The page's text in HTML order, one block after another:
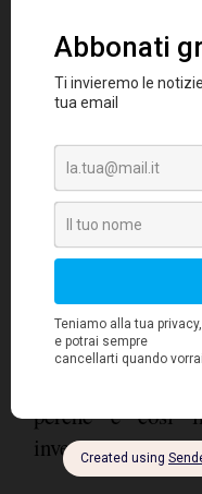
Se si confronta
sguardo, l'oro, la
un ottimo
capacità di
mantenendo le
politica delle
dai sospetti, si
perché è così
investimenti in